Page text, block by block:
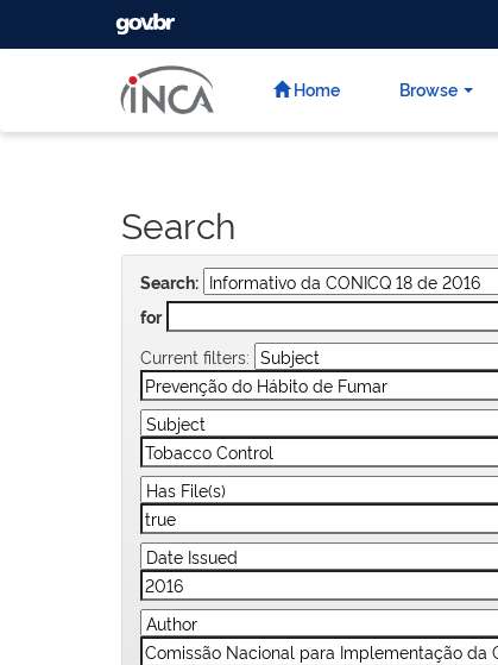
GOVBR
Home Browse
Search
Search:
for
Current filters: